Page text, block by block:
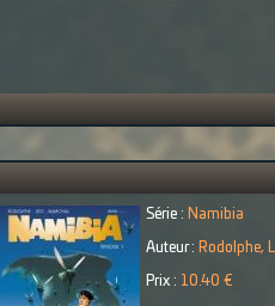
Série : Namibia
Auteur : Rodolphe,
Prix : 10.40 €